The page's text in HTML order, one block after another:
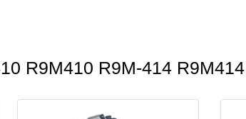
R9M410 R9M-414 R9M414